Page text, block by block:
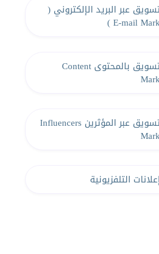
عبر البريد الإلكتروني (
E-mail
التسويق بالمحتوى Content
التسويق عبر المؤثرين Influencers
التلفزيونية